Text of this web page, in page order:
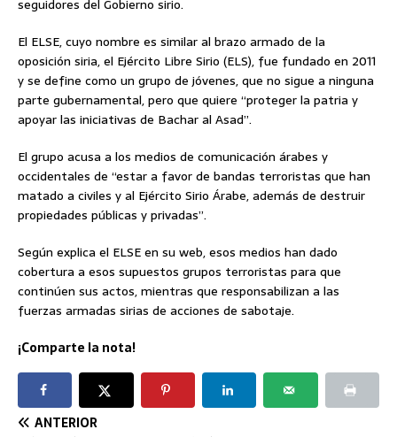
seguidores del Gobierno sirio.
El ELSE, cuyo nombre es similar al brazo armado de la
oposición siria, el Ejército Libre Sirio (ELS), fue fundado en 2011
y se define como un grupo de jóvenes, que no sigue a ninguna
parte gubernamental, pero que quiere “proteger la patria y
apoyar las iniciativas de Bachar al Asad”.
El grupo acusa a los medios de comunicación árabes y
occidentales de “estar a favor de bandas terroristas que han
matado a civiles y al Ejército Sirio Árabe, además de destruir
propiedades públicas y privadas”.
Según explica el ELSE en su web, esos medios han dado
cobertura a esos supuestos grupos terroristas para que
continúen sus actos, mientras que responsabilizan a las
fuerzas armadas sirias de acciones de sabotaje.
¡Comparte la nota!
ANTERIOR